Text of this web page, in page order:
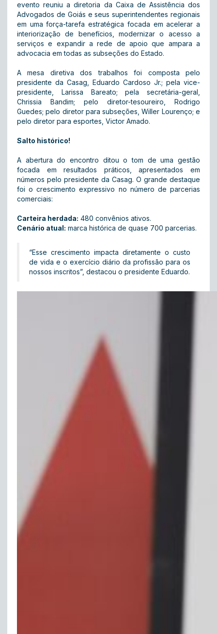
evento reuniu a diretoria da Caixa de Assistência dos
Advogados de Goiás e seus superintendentes regionais
em uma força-tarefa estratégica focada em acelerar a
interiorização de benefícios, modernizar o acesso a
serviços e expandir a rede de apoio que ampara a
advocacia em todas as subseções do Estado.
A mesa diretiva dos trabalhos foi composta pelo
presidente da Casag, Eduardo Cardoso Jr.; pela vice-
presidente, Larissa Bareato; pela secretária-geral,
Chrissia Bandim; pelo diretor-tesoureiro, Rodrigo
Guedes; pelo diretor para subseções, Willer Lourenço; e
pelo diretor para esportes, Victor Amado.
Salto histórico!
A abertura do encontro ditou o tom de uma gestão
focada em resultados práticos, apresentados em
números pelo presidente da Casag. O grande destaque
foi o crescimento expressivo no número de parcerias
comerciais:
Carteira herdada: 480 convênios ativos.
Cenário atual: marca histórica de quase 700 parcerias.
“Esse crescimento impacta diretamente o custo
de vida e o exercício diário da profissão para os
nossos inscritos”, destacou o presidente Eduardo.